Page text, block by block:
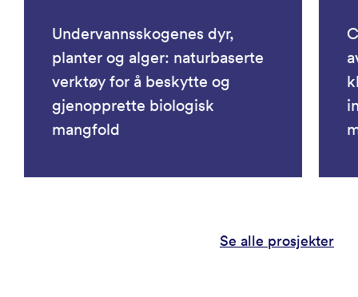
Undervannsskogenes dyr,
planter og alger: naturbaserte
verktøy for å beskytte og
gjenopprette biologisk
mangfold
Se alle prosjekter